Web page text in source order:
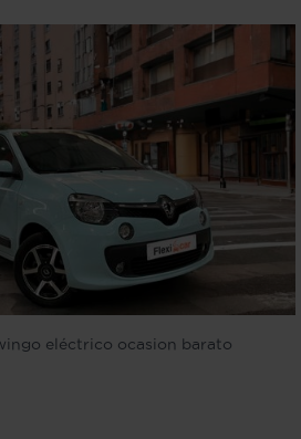
eléctrico ocasion barato